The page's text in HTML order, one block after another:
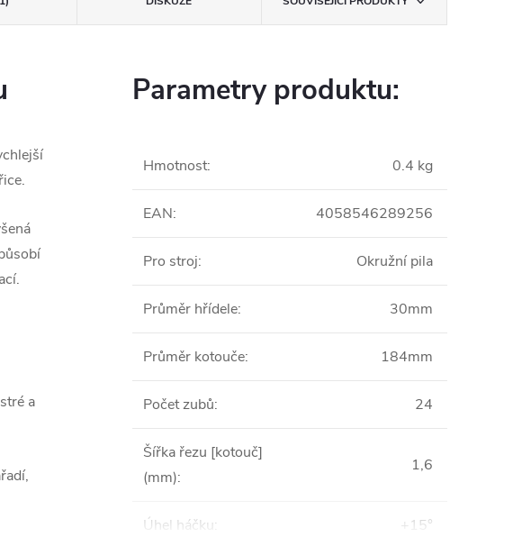
a
Parametry produktu:
Hmotnost: 0.4 kg
EAN: 4058546289256
Pro stroj: Okružní pila
Průměr hřídele: 30mm
Průměr kotouče: 184mm
Počet zubů: 24
Šířka řezu [kotouč]
(mm):
1,6
Úhel háčku : +15°